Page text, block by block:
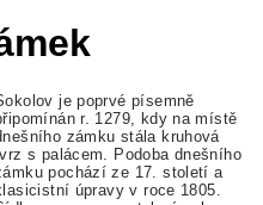
je poprvé písemně
r. 1279, kdy na místě
zámku stála kruhová
s palácem. Podoba dnešního
pochází ze 17. století a
úpravy v roce 1805.